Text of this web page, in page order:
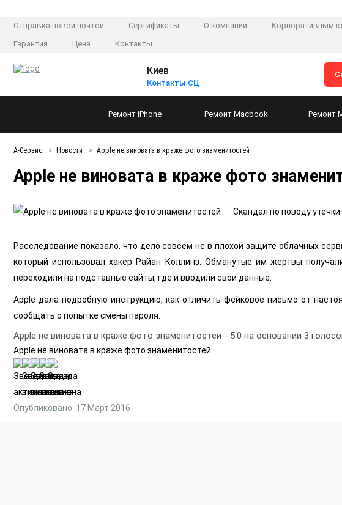
Отправка новой почтой Сертификаты О компании Корпоративным
Гарантия
Цена Контакты
Киев
Контакты СЦ
Ремонт iPhone Ремонт Macbook Ремонт
А-Сервис Новости Apple не виновата в краже фото знаменитостей
Apple не виновата в краже фото
Скандал по поводу
Расследование показало, что дело совсем не в плохой защите облачных
который использовал хакер Райан Коллинз. Обманутые им жертвы
переходили на подставные сайты, где и вводили свои данные.
Apple дала подробную инструкцию, как отличить фейковое письмо от
сообщать о попытке смены пароля.
Apple не виновата в краже фото знаменитостей - 5.0 на основании 3
Apple не виновата в краже фото знаменитостей
Опубликовано: 17 Март 2016